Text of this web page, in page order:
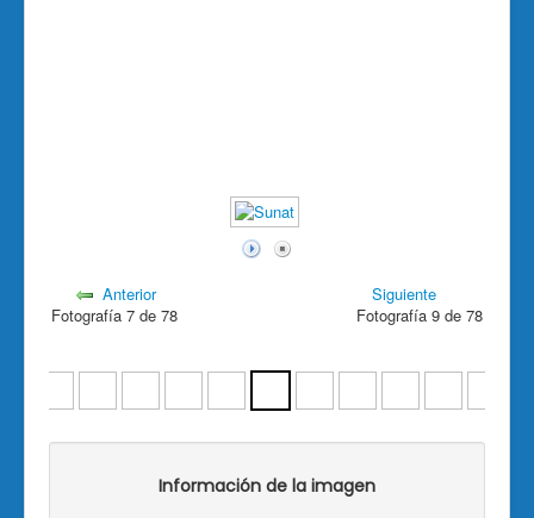
Anterior
Fotografía 7 de 78
Siguiente
Fotografía 9 de 78
Información de la imagen